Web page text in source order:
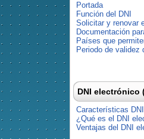
Portada
Función del DNI
Solicitar y renovar
Documentación
Países que
Periodo de validez
DNI electrónico
Características
¿Qué es el DNI
Ventajas del DNI